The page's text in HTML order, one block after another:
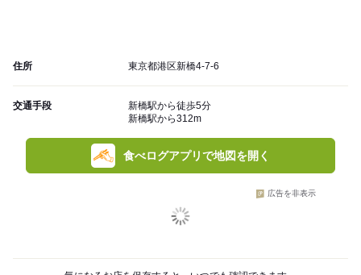
住所 東京都港区新橋4-7-6
交通手段
新橋駅から徒歩5分
新橋駅から312m
食べログアプリで地図を開く
広告を非表示